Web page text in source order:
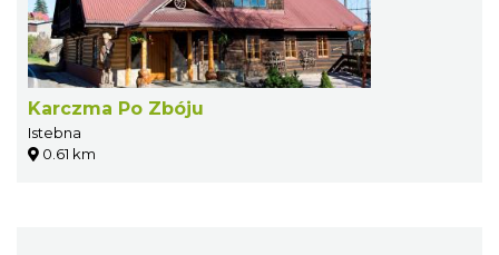
Karczma Po Zbóju
Istebna
0.61 km